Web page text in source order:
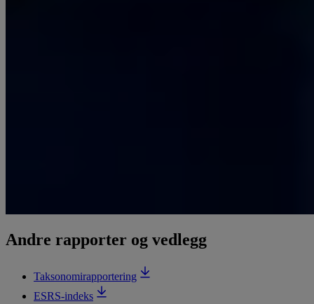
Andre rapporter og vedlegg
Taksonomirapportering
ESRS-indeks